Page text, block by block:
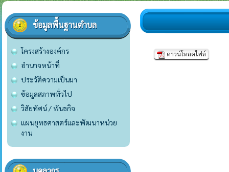
ข้อมูลพื้นฐานตำบล
โครงสร้างองค์กร
อำนาจหน้าที่
ประวัติความเป็นมา
ข้อมูลสภาพทั่วไป
วิสัยทัศน์ / พันธกิจ
แผนยุทธศาสตร์และพัฒนาหน่วย
งาน
ดาวน์โหลดไฟล์